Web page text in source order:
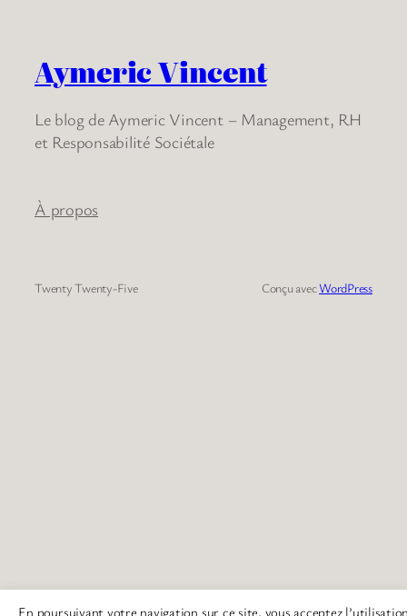
Aymeric Vincent
Le blog de Aymeric Vincent – Management, RH
et Responsabilité Sociétale
À propos
Twenty Twenty-Five Conçu avecWordPress
En poursuivant votre navigation sur ce site, vous acceptez